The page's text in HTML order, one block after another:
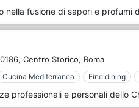
Centro Storico, Roma
Cucina Mediterranea Fine dining